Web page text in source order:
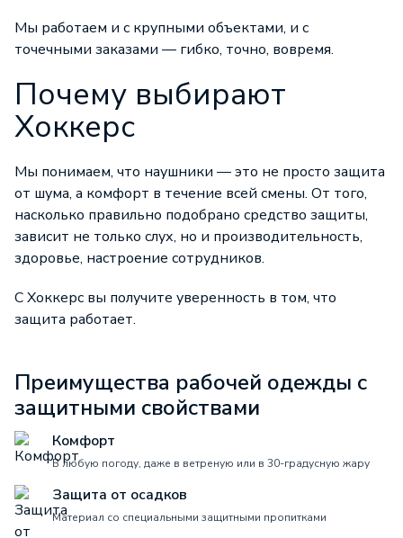
Мы работаем и с крупными объектами, и с
точечными заказами — гибко, точно, вовремя.
Почему выбирают
Хоккерс
Мы понимаем, что наушники — это не просто защита
от шума, а комфорт в течение всей смены. От того,
насколько правильно подобрано средство защиты,
зависит не только слух, но и производительность,
здоровье, настроение сотрудников.
С Хоккерс вы получите уверенность в том, что
защита работает.
Преимущества рабочей одежды с
защитными свойствами
Комфорт
В любую погоду, даже в ветреную или в 30-градусную жару
Защита от осадков
Материал со специальными защитными пропитками